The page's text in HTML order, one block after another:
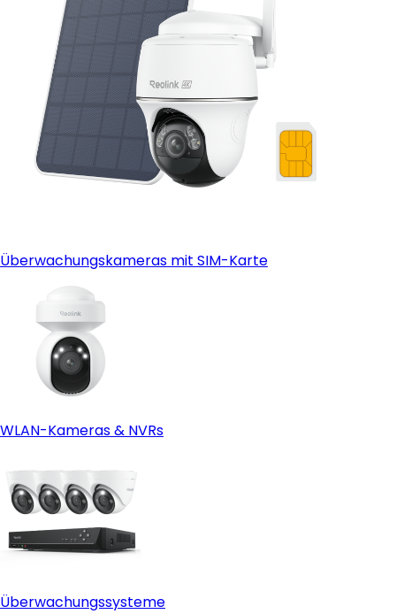
Überwachungskameras mit SIM-Karte
WLAN-Kameras & NVRs
Überwachungssysteme